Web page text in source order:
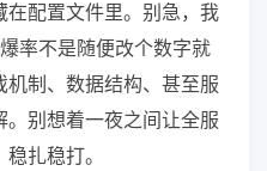
在配置文件里。别急，我
率不是随便改个数字就
机制、数据结构、甚至服
。别想着一夜之间让全服
扎稳打。